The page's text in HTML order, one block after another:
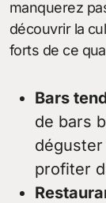
manquerez
découvrir la
forts de ce
Bars
de bars
profiter